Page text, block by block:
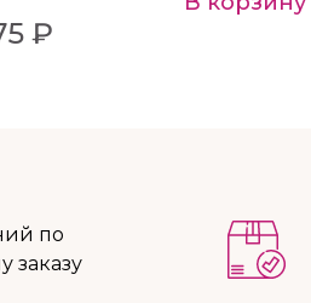
₽
по
заказу